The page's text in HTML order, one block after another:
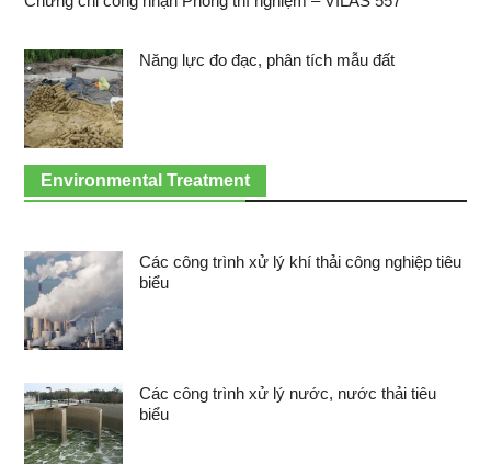
Năng lực đo đạc, phân tích mẫu đất
Environmental Treatment
Các công trình xử lý khí thải công nghiệp tiêu
biểu
Các công trình xử lý nước, nước thải tiêu
biểu